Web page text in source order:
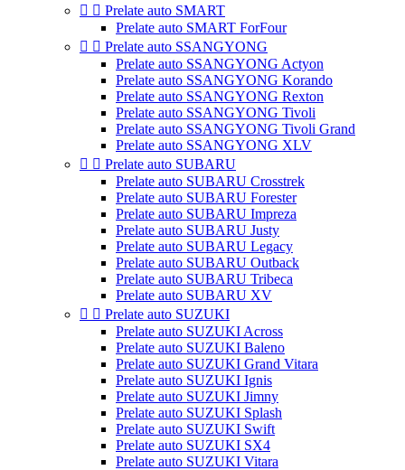
  Prelate auto SMART
Prelate auto SMART ForFour
  Prelate auto SSANGYONG
Prelate auto SSANGYONG Actyon
Prelate auto SSANGYONG Korando
Prelate auto SSANGYONG Rexton
Prelate auto SSANGYONG Tivoli
Prelate auto SSANGYONG Tivoli Grand
Prelate auto SSANGYONG XLV
  Prelate auto SUBARU
Prelate auto SUBARU Crosstrek
Prelate auto SUBARU Forester
Prelate auto SUBARU Impreza
Prelate auto SUBARU Justy
Prelate auto SUBARU Legacy
Prelate auto SUBARU Outback
Prelate auto SUBARU Tribeca
Prelate auto SUBARU XV
  Prelate auto SUZUKI
Prelate auto SUZUKI Across
Prelate auto SUZUKI Baleno
Prelate auto SUZUKI Grand Vitara
Prelate auto SUZUKI Ignis
Prelate auto SUZUKI Jimny
Prelate auto SUZUKI Splash
Prelate auto SUZUKI Swift
Prelate auto SUZUKI SX4
Prelate auto SUZUKI Vitara